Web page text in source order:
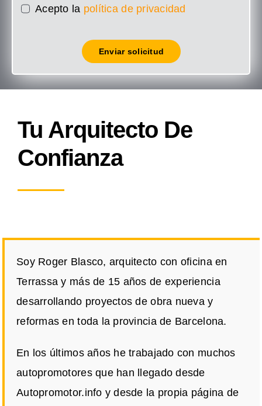
Acepto la política de privacidad
Enviar solicitud
Tu Arquitecto De
Confianza
Soy Roger Blasco, arquitecto con oficina en
Terrassa y más de 15 años de experiencia
desarrollando proyectos de obra nueva y
reformas en toda la provincia de Barcelona.
En los últimos años he trabajado con muchos
autopromotores que han llegado desde
Autopromotor.info y desde la propia página de